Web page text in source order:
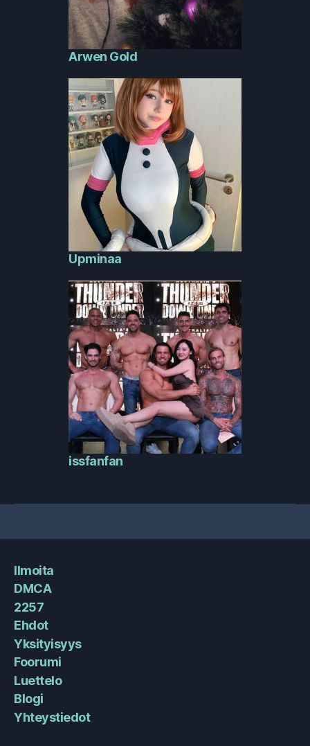
Arwen Gold
Upminaa
issfanfan
Ilmoita
DMCA
2257
Ehdot
Yksityisyys
Foorumi
Luettelo
Blogi
Yhteystiedot